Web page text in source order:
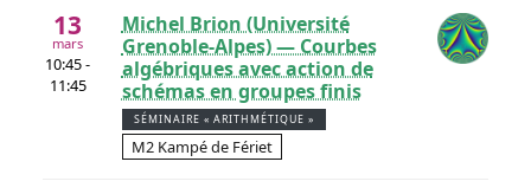
13
mars
10:45 -
11:45
Michel Brion (Université
Grenoble-Alpes) — Courbes
algébriques avec action de
schémas en groupes finis
SÉMINAIRE « ARITHMÉTIQUE »
M2 Kampé de Fériet